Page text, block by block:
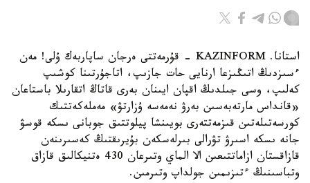
استانا. KAZINFORM - قۇرمەتتى ەرجان ساپاربەك ۇلى! مەن
ءسىزدىڭ اتىڭىزعا ارنايى حات جازىپ، اتاجۇرتىنا كوشىپ
كەلىپ، وسى جىلدىڭ اقپان ايىنان بەرى قاتاڭ اتقارىلا باستاعان
«قانداس مارتەبەسىن بەرۋ نەمەسە ۇزارتۋ» مەملەكەتتىك
كورسەتىلەتىن قىزمەتتەرى بويىنشا پيلوتتىق جوبانى ىسكە قوسۋ
جانە ىسكە اسىرۋ تۋرالى بىرلەسكەن بۇيرىقتىڭ كەسىرىنەن
قازاقستان ازاماتتىعىن الا الماي وتىرعان 430 ەتنيكالىق قازاق
وتباسىنىڭ ءتىزىمىن جولداپ وتىرمىن.